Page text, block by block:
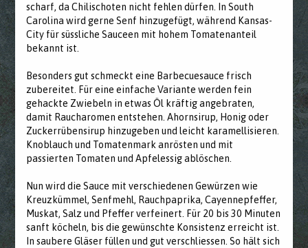
scharf, da Chilischoten nicht fehlen dürfen. In South
Carolina wird gerne Senf hinzugefügt, während Kansas-
City für süssliche Sauceen mit hohem Tomatenanteil
bekannt ist.
Besonders gut schmeckt eine Barbecuesauce frisch
zubereitet. Für eine einfache Variante werden fein
gehackte Zwiebeln in etwas Öl kräftig angebraten,
damit Raucharomen entstehen. Ahornsirup, Honig oder
Zuckerrübensirup hinzugeben und leicht karamellisieren.
Knoblauch und Tomatenmark anrösten und mit
passierten Tomaten und Apfelessig ablöschen.
Nun wird die Sauce mit verschiedenen Gewürzen wie
Kreuzkümmel, Senfmehl, Rauchpaprika, Cayennepfeffer,
Muskat, Salz und Pfeffer verfeinert. Für 20 bis 30 Minuten
sanft köcheln, bis die gewünschte Konsistenz erreicht ist.
In saubere Gläser füllen und gut verschliessen. So hält sich